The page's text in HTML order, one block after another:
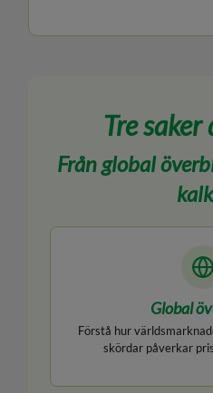
Tre
Från global
Global
Förstå hur
skördar påverkar